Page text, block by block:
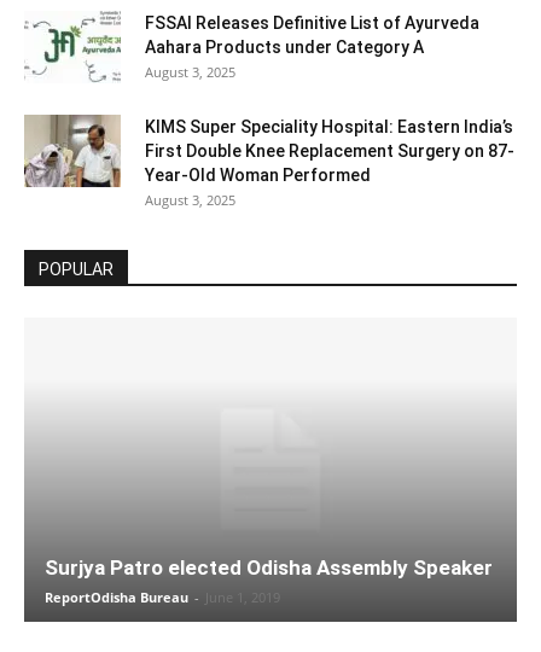
FSSAI Releases Definitive List of Ayurveda
Aahara Products under Category A
August 3, 2025
KIMS Super Speciality Hospital: Eastern India’s
First Double Knee Replacement Surgery on 87-
Year-Old Woman Performed
August 3, 2025
POPULAR
Surjya Patro elected Odisha Assembly Speaker
ReportOdisha Bureau - June 1, 2019